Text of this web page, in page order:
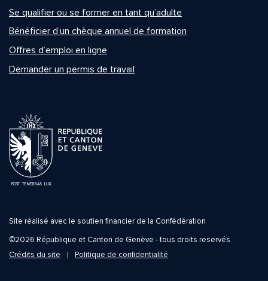
Se qualifier ou se former en tant qu’adulte
Bénéficier d’un chèque annuel de formation
Offres d’emploi en ligne
Demander un permis de travail
Site réalisé avec le soutien financier de la Confédération
©2026 République et Canton de Genève - tous droits reservés
Crédits du site
Politique de confidentialité